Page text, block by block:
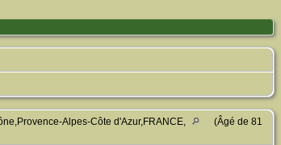
Alpes-Côte d'Azur,FRANCE,
(Âgé de 81